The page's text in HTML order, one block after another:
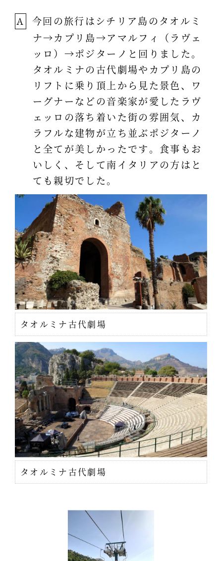
A
今回の旅行はシチリア島のタオルミ
ナ→カプリ島→アマルフィ（ラヴェ
ッロ）→ポジターノと回りました。
タオルミナの古代劇場やカプリ島の
リフトに乗り頂上から見た景色、ワ
ーグナーなどの音楽家が愛したラヴ
ェッロの落ち着いた街の雰囲気、カ
ラフルな建物が立ち並ぶポジターノ
と全てが美しかったです。食事もお
いしく、そして南イタリアの方はと
ても親切でした。
タオルミナ古代劇場
タオルミナ古代劇場